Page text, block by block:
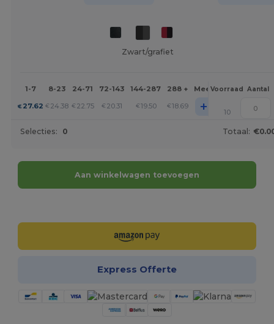
Zwart/grafiet
1-7 8-23 24-71 72-143 144-287 288 + MeerVoorraad Aantal
€ 27.62 € 24.38 € 22.75 € 20.31 €19.50 € 18.69 + 10
Selecties: 0 Totaal:
Aan winkelwagen toevoegen
Express Offerte